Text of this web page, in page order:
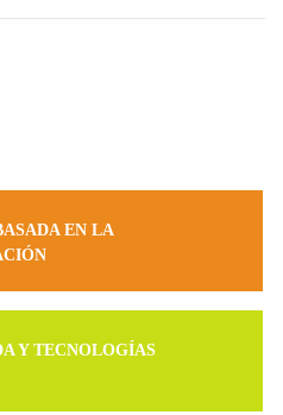
EN LA
Y TECNOLOGÍAS